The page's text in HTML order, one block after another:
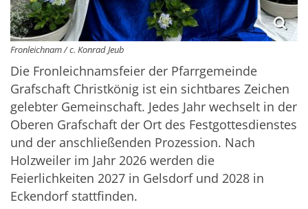
Fronleichnam / c. Konrad Jeub
Die Fronleichnamsfeier der Pfarrgemeinde
Grafschaft Christkönig ist ein sichtbares Zeichen
gelebter Gemeinschaft. Jedes Jahr wechselt in der
Oberen Grafschaft der Ort des Festgottesdienstes
und der anschließenden Prozession. Nach
Holzweiler im Jahr 2026 werden die
Feierlichkeiten 2027 in Gelsdorf und 2028 in
Eckendorf stattfinden.